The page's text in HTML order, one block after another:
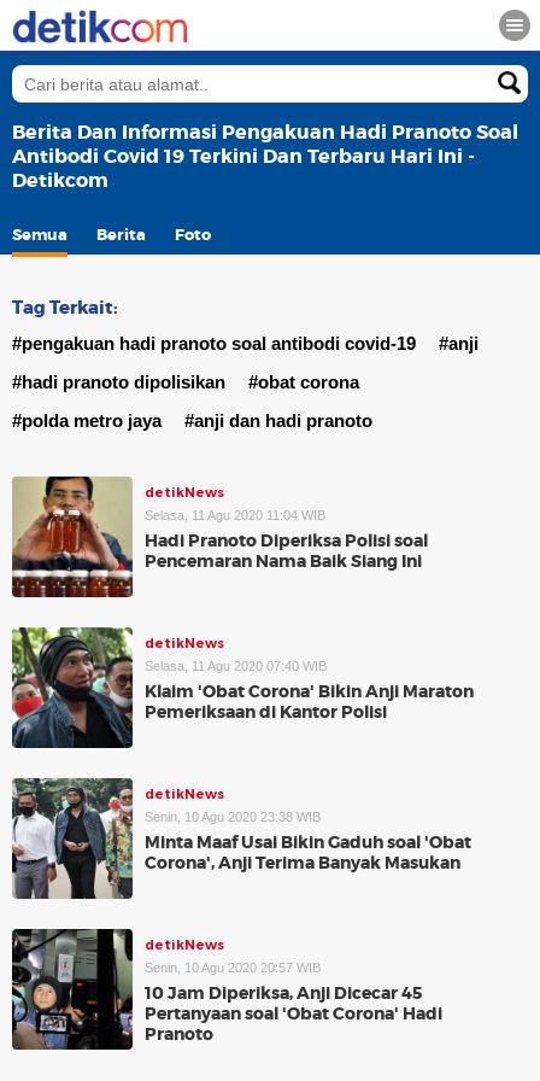
Berita Dan Informasi Pengakuan Hadi Pranoto Soal
Antibodi Covid 19 Terkini Dan Terbaru Hari Ini -
Detikcom
Semua Berita Foto
Tag Terkait:
#pengakuan hadi pranoto soal antibodi covid-19
#anji
#hadi pranoto dipolisikan
#obat corona
#polda metro jaya
#anji dan hadi pranoto
detikNews
Selasa, 11 Agu 2020 11:04 WIB
Hadi Pranoto Diperiksa Polisi soal
Pencemaran Nama Baik Siang Ini
detikNews
Selasa, 11 Agu 2020 07:40 WIB
Klaim 'Obat Corona' Bikin Anji Maraton
Pemeriksaan di Kantor Polisi
detikNews
Senin, 10 Agu 2020 23:38 WIB
Minta Maaf Usai Bikin Gaduh soal 'Obat
Corona', Anji Terima Banyak Masukan
detikNews
Senin, 10 Agu 2020 20:57 WIB
10 Jam Diperiksa, Anji Dicecar 45
Pertanyaan soal 'Obat Corona' Hadi
Pranoto